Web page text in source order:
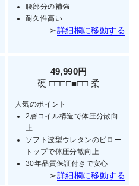
腰部分の補強
耐久性高い
➢詳細欄に移動する
49,990円
硬 □□□□■□□ 柔
人気のポイント
2層コイル構造で体圧分散向
上
ソフト波型ウレタンのピロー
トップで体圧分散向上
30年品質保証付きで安心
➢詳細欄に移動する